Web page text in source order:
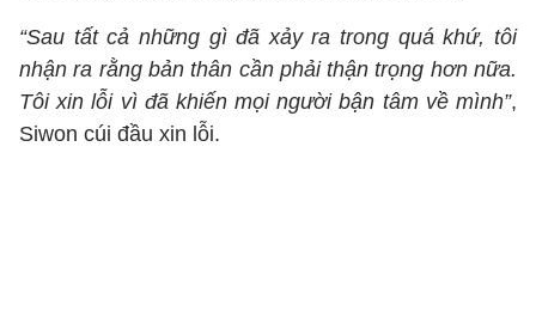
“Sau tất cả những gì đã xảy ra trong quá khứ, tôi
nhận ra rằng bản thân cần phải thận trọng hơn nữa.
Tôi xin lỗi vì đã khiến mọi người bận tâm về mình”,
Siwon cúi đầu xin lỗi.